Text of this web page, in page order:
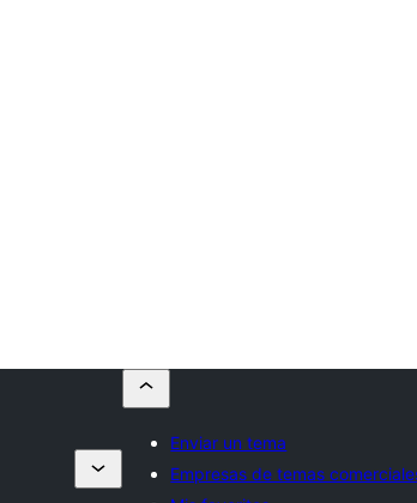
Enviar un tema
Empresas de temas